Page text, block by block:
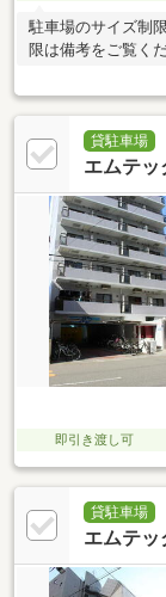
駐車場のサイズ制
限は備考をご覧くだ
貸駐車場
エムテ
即引き渡し可
貸駐車場
エムテッ